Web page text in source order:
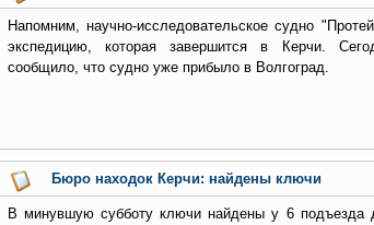
Напомним, научно-исследовательское судно
экспедицию, которая завершится в Керчи.
сообщило, что судно уже прибыло в Волгоград.
Бюро находок Керчи: найдены ключи
В минувшую субботу ключи найдены у 6